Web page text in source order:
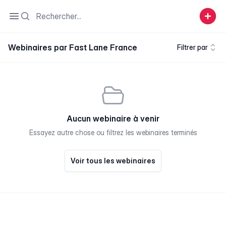
Open sidebar
Search
Webinaires par Fast Lane France Filtrer par
Aucun webinaire à venir
Essayez autre chose ou filtrez les webinaires terminés
Voir tous les webinaires